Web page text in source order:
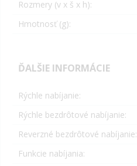
Rozmery (v x š x h):
Hmotnosť (g):
ĎALŠIE INFORMÁCIE
Rýchle nabíjanie:
Rýchle bezdrôtové nabíjanie:
Reverzné bezdrôtové nabíjanie:
Funkcie nabíjania: